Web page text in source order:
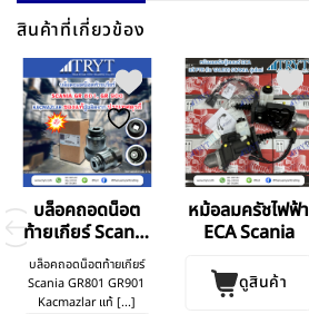
สินค้าที่เกี่ยวข้อง
บล็อคถอดน็อต
ท้ายเกียร์ Scania
GR801 GR901
บล็อคถอดน็อตท้ายเกียร์
Scania GR801 GR901
Kacmazlar แท้ [...]
หม้อลมครัชไฟฟ้า
ECA Scania
ดูสินค้า